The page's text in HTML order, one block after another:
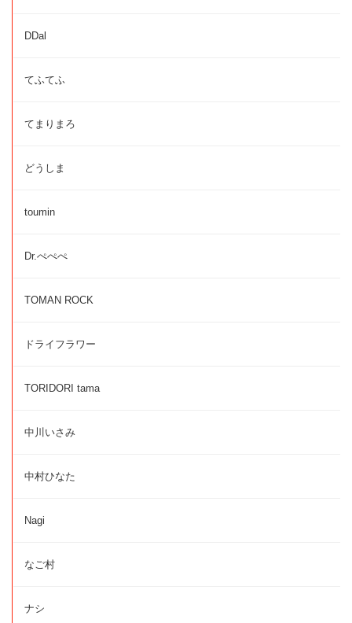
DDal
てふてふ
てまりまろ
どうしま
toumin
Dr.ぺぺぺ
TOMAN ROCK
ドライフラワー
TORIDORI tama
中川いさみ
中村ひなた
Nagi
なご村
ナシ